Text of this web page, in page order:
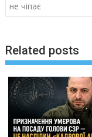
не чіпає
Related posts